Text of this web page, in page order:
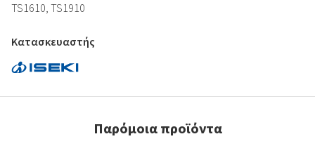
TS1610, TS1910
Κατασκευαστής
Παρόμοια προϊόντα